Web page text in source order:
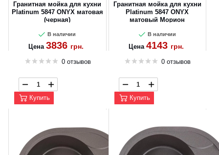
Гранитная мойка для кухни
Platinum 5847 ONYX матовая
(черная)
В наличии
Цена 3836 грн.
0 отзывов
Купить
Гранитная мойка для кухни
Platinum 5847 ONYX
матовый Морион
В наличии
Цена 4143 грн.
0 отзывов
Купить